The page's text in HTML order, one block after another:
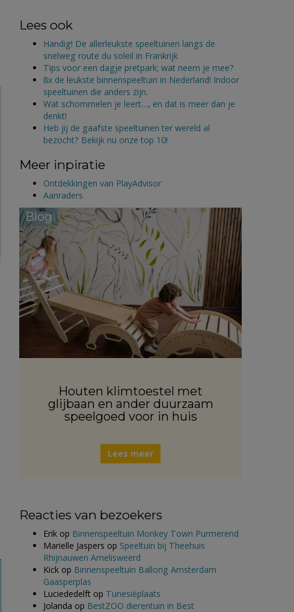
Lees ook
Handig! De allerleukste speeltuinen langs de
snelweg route du soleil in Frankrijk
Tips voor een dagje pretpark; wat neem je mee?
8x de leukste binnenspeeltuin in Nederland! Indoor
speeltuinen die anders zijn.
Wat schommelen je leert…, en dat is meer dan je
denkt!
Heb jij de gaafste speeltuinen ter wereld al
bezocht? Bekijk nu onze top 10!
Meer inpiratie
Ontdekkingen van PlayAdvisor
Aanraders
Blog
Houten klimtoestel met
glijbaan en ander duurzaam
speelgoed voor in huis
Lees meer
Reacties van bezoekers
Erik op Binnenspeeltuin Monkey Town Purmerend
Marielle Jaspers op Speeltuin bij Theehuis
Rhijnauwen Amelisweerd
Kick op Binnenspeeltuin Ballorig Amsterdam
Gaasperplas
Luciededelft op Tunesiëplaats
Jolanda op BestZOO dierentuin in Best